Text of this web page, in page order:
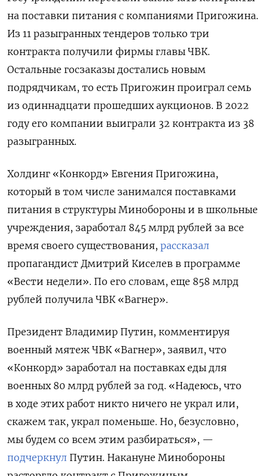
на поставки питания с компаниями Пригожина.
Из 11 разыгранных тендеров только три
контракта получили фирмы главы ЧВК.
Остальные госзаказы достались новым
подрядчикам, то есть Пригожин проиграл семь
из одиннадцати прошедших аукционов. В 2022
году его компании выиграли 32 контракта из 38
разыгранных.
Холдинг «Конкорд» Евгения Пригожина,
который в том числе занимался поставками
питания в структуры Минобороны и в школьные
учреждения, заработал 845 млрд рублей за все
время своего существования, рассказал
пропагандист Дмитрий Киселев в программе
«Вести недели». По его словам, еще 858 млрд
рублей получила ЧВК «Вагнер».
Президент Владимир Путин, комментируя
военный мятеж ЧВК «Вагнер», заявил, что
«Конкорд» заработал на поставках еды для
военных 80 млрд рублей за год. «Надеюсь, что
в ходе этих работ никто ничего не украл или,
скажем так, украл поменьше. Но, безусловно,
мы будем со всем этим разбираться», —
подчеркнул Путин. Накануне Минобороны